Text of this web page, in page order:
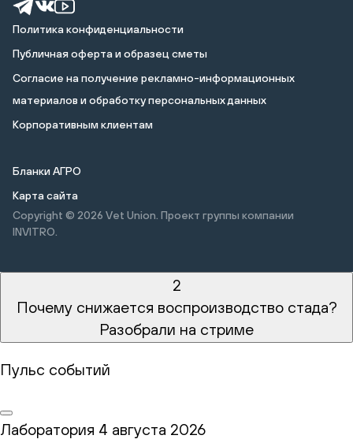
Политика конфиденциальности
Публичная оферта и образец сметы
Cогласие на получение рекламно-информационных
материалов и обработку персональных данных
Корпоративным клиентам
Бланки АГРО
Карта сайта
Copyright © 2026 Vet Union. Проект группы компании
INVITRO.
2
Почему снижается воспроизводство стада?
Разобрали на стриме
Пульс событий
Лаборатория 4 августа 2026